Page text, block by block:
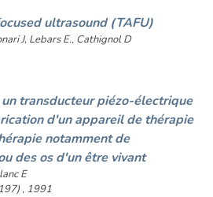
ultrasound (TAFU)
J, Lebars E., Cathignol D
transducteur piézo-électrique
d'un appareil de thérapie
notamment de
des os d'un être vivant
E
, 1991